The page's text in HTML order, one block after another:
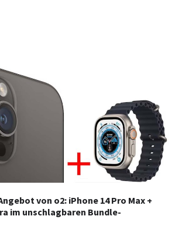
von o2: iPhone 14 Pro Max +
im unschlagbaren Bundle-